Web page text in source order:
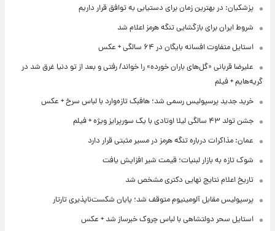
پزشکیان: در بهترین زمان برای دستیابی به توافق قرار داریم
شروط ایران برای بازگشایی تنگه هرمز اعلام شد
استایل متفاوت افسانه بایگان در ۶۴ سالگی + عکس
علیرضا قربانی «گل‌های باران خورده» را خواند/ رفتی و بعد از تو دنیا غرق شد در
گریه‌هایم + فیلم
خرید جدید پرسپولیس رسمی شد؛ هافبک تازه‌وارد با لباس سرخ + عکس
جشن تولد ۴۳ سالگی لیلا اوتادی با یک سورپرایز ویژه + فیلم
عمان: مذاکرات درباره تنگه هرمز در مسیر مثبتی قرار دارد
شوک تازه به بازار لبنیات؛ قیمت شیر افزایش یافت
تاریخ اعلام نتایج نهایی دکتری مشخص شد
پرسپولیس مقابل آلومینیوم متوقف شد؛ پایان شکست‌ناپذیری تارتار
استایل سحر دولتشاهی با لباس چروک خبرساز شد + عکس